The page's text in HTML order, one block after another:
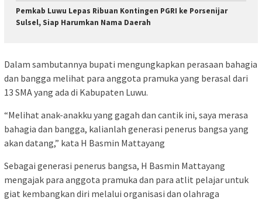
Pemkab Luwu Lepas Ribuan Kontingen PGRI ke Porsenijar
Sulsel, Siap Harumkan Nama Daerah
Dalam sambutannya bupati mengungkapkan perasaan bahagia
dan bangga melihat para anggota pramuka yang berasal dari
13 SMA yang ada di Kabupaten Luwu.
“Melihat anak-anakku yang gagah dan cantik ini, saya merasa
bahagia dan bangga, kalianlah generasi penerus bangsa yang
akan datang,” kata H Basmin Mattayang
Sebagai generasi penerus bangsa, H Basmin Mattayang
mengajak para anggota pramuka dan para atlit pelajar untuk
giat kembangkan diri melalui organisasi dan olahraga